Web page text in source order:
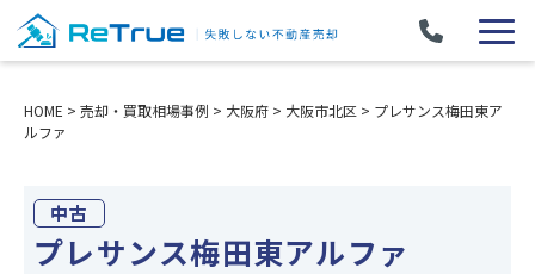
HOME > 売却・買取相場事例 > 大阪府 > 大阪市北区 > プレサンス梅田東ア
ルファ
中古
プレサンス梅田東アルファ